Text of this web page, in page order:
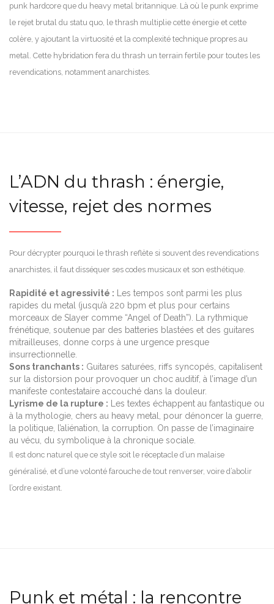
punk hardcore que du heavy metal britannique. Là où le punk exprime
le rejet brutal du statu quo, le thrash multiplie cette énergie et cette
colère, y ajoutant la virtuosité et la complexité technique propres au
metal. Cette hybridation fera du thrash un terrain fertile pour toutes les
revendications, notamment anarchistes.
L’ADN du thrash : énergie,
vitesse, rejet des normes
Pour décrypter pourquoi le thrash reflète si souvent des revendications
anarchistes, il faut disséquer ses codes musicaux et son esthétique.
Rapidité et agressivité : Les tempos sont parmi les plus
rapides du metal (jusqu’à 220 bpm et plus pour certains
morceaux de Slayer comme “Angel of Death”). La rythmique
frénétique, soutenue par des batteries blastées et des guitares
mitrailleuses, donne corps à une urgence presque
insurrectionnelle.
Sons tranchants : Guitares saturées, riffs syncopés, capitalisent
sur la distorsion pour provoquer un choc auditif, à l’image d’un
manifeste contestataire accouché dans la douleur.
Lyrisme de la rupture : Les textes échappent au fantastique ou
à la mythologie, chers au heavy metal, pour dénoncer la guerre,
la politique, l’aliénation, la corruption. On passe de l’imaginaire
au vécu, du symbolique à la chronique sociale.
Il est donc naturel que ce style soit le réceptacle d’un malaise
généralisé, et d’une volonté farouche de tout renverser, voire d’abolir
l’ordre existant.
Punk et métal : la rencontre